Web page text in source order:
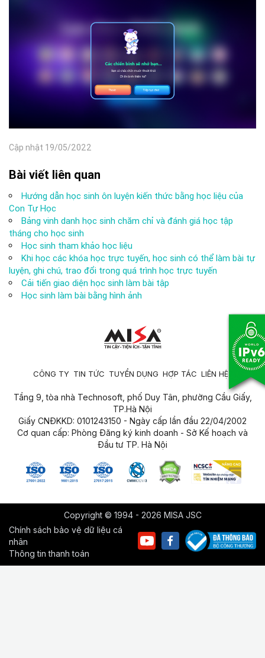
Cập nhật 19/05/2022
Bài viết liên quan
Hướng dẫn học sinh ôn luyện kiến thức bằng học liệu của
Con Tự Học
Bảng vinh danh học sinh chăm chỉ và đánh giá học tập
tháng cho học sinh
Học sinh tham khảo học liệu
Khi học các khóa học trực tuyến, học sinh có thể làm bài tự
luyện, ghi chú, trao đổi trong quá trình học trực tuyến
Cải tiến giao diện học sinh làm bài tập
Học sinh làm bài bằng hình ảnh
CÔNG TY TIN TỨC TUYỂN DỤNG HỢP TÁC LIÊN HỆ
Tầng 9, tòa nhà Technosoft, phố Duy Tân, phường Cầu Giấy,
TP.Hà Nội
Giấy CNĐKKD: 0101243150 - Ngày cấp lần đầu 22/04/2002
Cơ quan cấp: Phòng Đăng ký kinh doanh - Sở Kế hoạch và
Đầu tư TP. Hà Nội
Copyright © 1994 - 2026 MISA JSC
Chính sách bảo vệ dữ liệu cá
nhân
Thông tin thanh toán